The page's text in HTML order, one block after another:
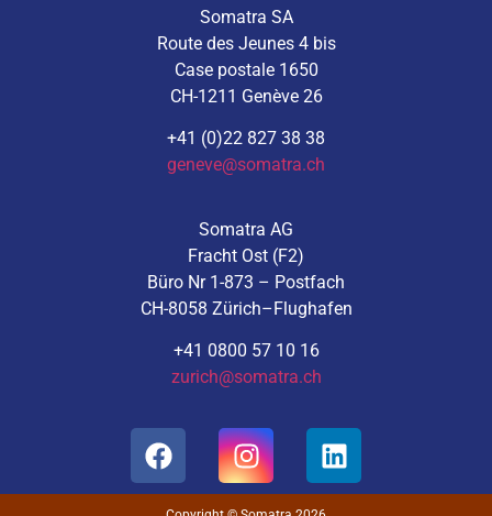
Somatra SA
Route des Jeunes 4 bis
Case postale 1650
CH-1211 Genève 26
+41 (0)22 827 38 38
geneve@somatra.ch
Somatra AG
Fracht Ost (F2)
Büro Nr 1-873 – Postfach
CH-8058 Zürich–Flughafen
+41 0800 57 10 16
zurich@somatra.ch